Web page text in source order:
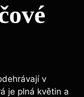
v
je plná květin a